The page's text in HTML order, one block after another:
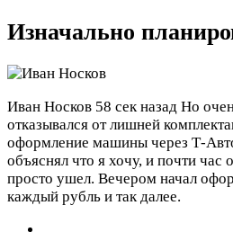
Изначально
Иван Носков 58 сек назад Но
отказывался от лишней
оформление машины через Т-
объяснял что я хочу, и почти час
просто ушел. Вечером начал
каждый рубль и так далее.